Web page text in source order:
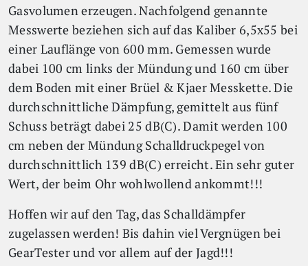
Gasvolumen erzeugen. Nachfolgend genannte
Messwerte beziehen sich auf das Kaliber 6,5x55 bei
einer Lauflänge von 600 mm. Gemessen wurde
dabei 100 cm links der Mündung und 160 cm über
dem Boden mit einer Brüel & Kjaer Messkette. Die
durchschnittliche Dämpfung, gemittelt aus fünf
Schuss beträgt dabei 25 dB(C). Damit werden 100
cm neben der Mündung Schalldruckpegel von
durchschnittlich 139 dB(C) erreicht. Ein sehr guter
Wert, der beim Ohr wohlwollend ankommt!!!
Hoffen wir auf den Tag, das Schalldämpfer
zugelassen werden! Bis dahin viel Vergnügen bei
GearTester und vor allem auf der Jagd!!!